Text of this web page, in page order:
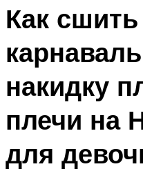
Как сшить
накидку
плечи на
для